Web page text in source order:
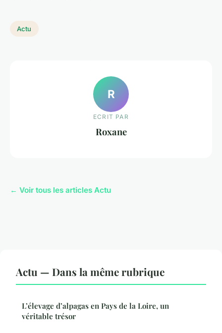
Actu
R
ECRIT PAR
Roxane
← Voir tous les articles Actu
Actu — Dans la même rubrique
L’élevage d’alpagas en Pays de la Loire, un
véritable trésor